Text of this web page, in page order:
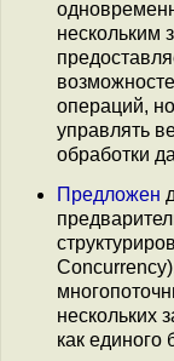
нескольким
операций,
управлять
обработки
Предложен
нескольких
как единого